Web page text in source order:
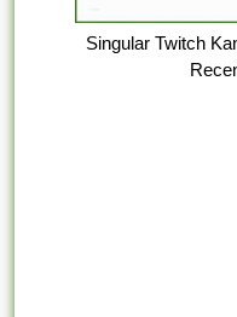
Singular Twitch